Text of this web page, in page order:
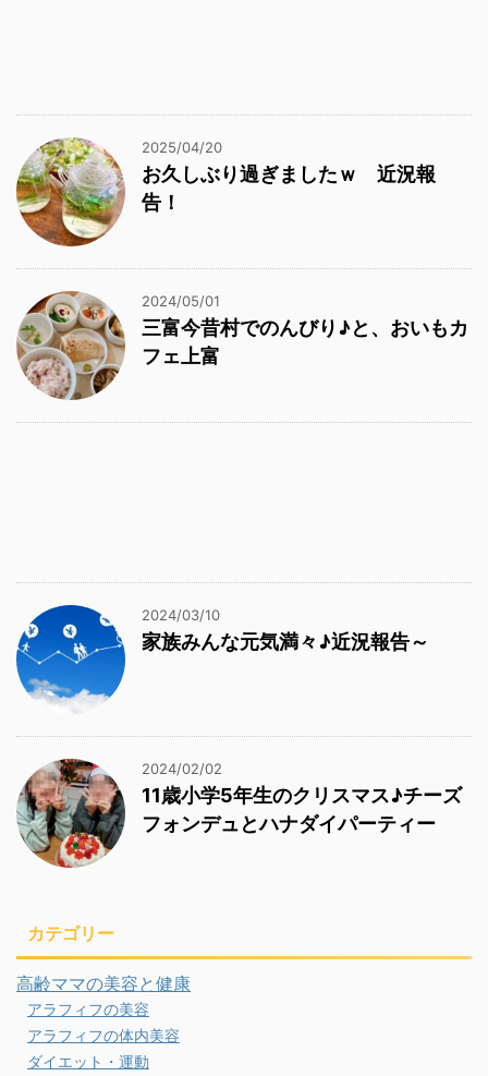
2025/04/20
お久しぶり過ぎましたｗ 近況報
告！
2024/05/01
三富今昔村でのんびり♪と、おいもカ
フェ上富
2024/03/10
家族みんな元気満々♪近況報告～
2024/02/02
11歳小学5年生のクリスマス♪チーズ
フォンデュとハナダイパーティー
カテゴリー
高齢ママの美容と健康
アラフィフの美容
アラフィフの体内美容
ダイエット・運動